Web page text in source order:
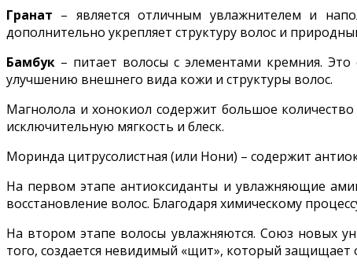
Гранат – является отличным увлажнителем и
дополнительно укрепляет структуру волос и
Бамбук – питает волосы с элементами кремния. Это
улучшению внешнего вида кожи и структуры волос.
Магнолола и хонокиол содержит большое
исключительную мягкость и блеск.
Моринда цитрусолистная (или Нони) – содержит
На первом этапе антиоксиданты и увлажняющие
восстановление волос. Благодаря химическому
На втором этапе волосы увлажняются. Союз новых
того, создается невидимый «щит», который